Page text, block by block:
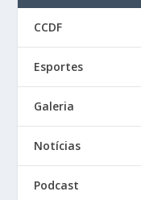
CCDF
Esportes
Galeria
Notícias
Podcast